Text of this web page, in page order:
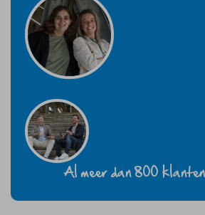
Al meer dan 800 klanten